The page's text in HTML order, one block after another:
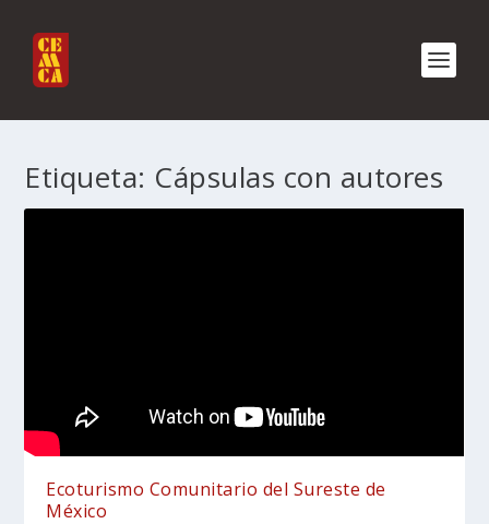
Etiqueta: Cápsulas con autores
Ecoturismo Comunitario del Sureste de
México